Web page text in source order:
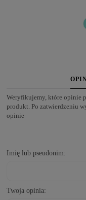
Weryfikujemy, które opinie
produkt. Po zatwierdzeniu
opinie
Imię lub pseudonim:
Twoja opinia: